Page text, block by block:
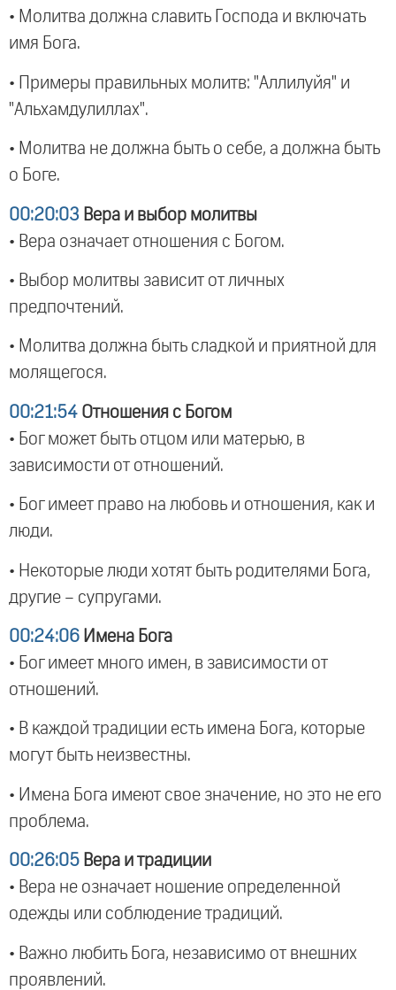
• Молитва должна славить Господа и включать
имя Бога.
• Примеры правильных молитв: "Аллилуйя" и
"Альхамдулиллах".
• Молитва не должна быть о себе, а должна быть
о Боге.
00:20:03 Вера и выбор молитвы
• Вера означает отношения с Богом.
• Выбор молитвы зависит от личных
предпочтений.
• Молитва должна быть сладкой и приятной для
молящегося.
00:21:54 Отношения с Богом
• Бог может быть отцом или матерью, в
зависимости от отношений.
• Бог имеет право на любовь и отношения, как и
люди.
• Некоторые люди хотят быть родителями Бога,
другие – супругами.
00:24:06 Имена Бога
• Бог имеет много имен, в зависимости от
отношений.
• В каждой традиции есть имена Бога, которые
могут быть неизвестны.
• Имена Бога имеют свое значение, но это не его
проблема.
00:26:05 Вера и традиции
• Вера не означает ношение определенной
одежды или соблюдение традиций.
• Важно любить Бога, независимо от внешних
проявлений.